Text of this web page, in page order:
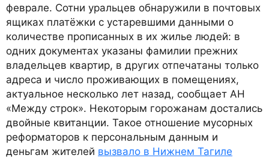
феврале. Сотни уральцев обнаружили в почтовых
ящиках платёжки с устаревшими данными о
количестве прописанных в их жилье людей: в
одних документах указаны фамилии прежних
владельцев квартир, в других отпечатаны только
адреса и число проживающих в помещениях,
актуальное несколько лет назад, сообщает АН
«Между строк». Некоторым горожанам достались
двойные квитанции. Такое отношение мусорных
реформаторов к персональным данным и
деньгам жителей вызвало в Нижнем Тагиле